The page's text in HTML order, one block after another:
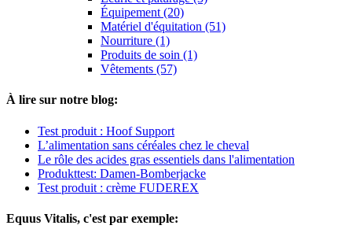
Équipement (20)
Matériel d'équitation (51)
Nourriture (1)
Produits de soin (1)
Vêtements (57)
À lire sur notre blog:
Test produit : Hoof Support
L’alimentation sans céréales chez le cheval
Le rôle des acides gras essentiels dans l'alimentation
Produkttest: Damen-Bomberjacke
Test produit : crème FUDEREX
Equus Vitalis, c'est par exemple: